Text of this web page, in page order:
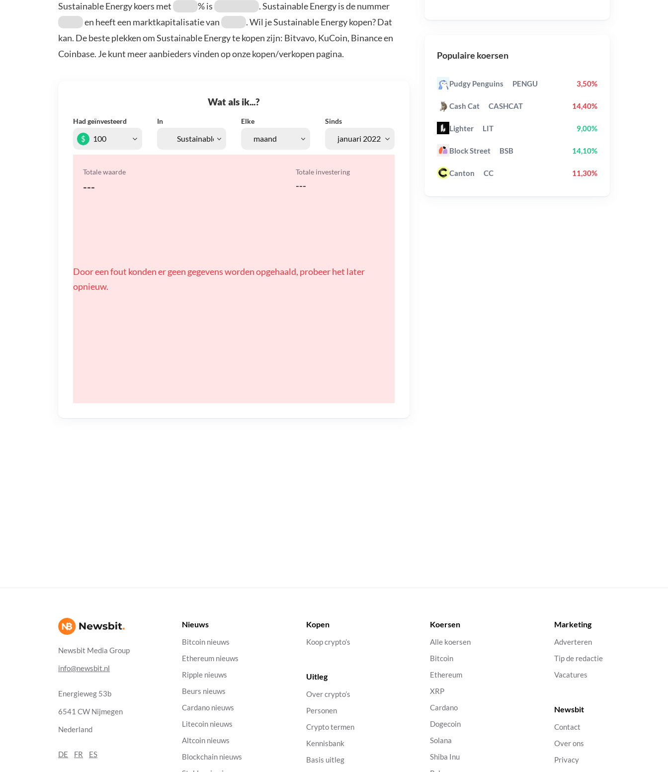
Sustainable Energy koers met
% is
. Sustainable Energy is de nummer
en heeft een marktkapitalisatie van
. Wil je Sustainable Energy kopen? Dat
kan. De beste plekken om Sustainable Energy te kopen zijn: Bitvavo, KuCoin, Binance en
Coinbase. Je kunt meer aanbieders vinden op onze kopen/verkopen pagina.
Wat als ik...?
Had geïnvesteerd In Elke Sinds
$
Totale waarde
---
Totale investering
---
Door een fout konden er geen gegevens worden opgehaald, probeer het later
opnieuw.
Populaire koersen
Pudgy Penguins PENGU 3,50%
Cash Cat CASHCAT 14,40%
Lighter LIT 9,00%
Block Street BSB 14,10%
Canton CC 11,30%
Newsbit Media Group
info@newsbit.nl
Energieweg 53b
6541 CW Nijmegen
Nederland
DE FR ES
Nieuws
Bitcoin nieuws
Ethereum nieuws
Ripple nieuws
Beurs nieuws
Cardano nieuws
Litecoin nieuws
Altcoin nieuws
Blockchain nieuws
Kopen
Koop crypto’s
Uitleg
Over crypto’s
Personen
Crypto termen
Kennisbank
Basis uitleg
Koersen
Alle koersen
Bitcoin
Ethereum
XRP
Cardano
Dogecoin
Solana
Shiba Inu
Marketing
Adverteren
Tip de redactie
Vacatures
Newsbit
Contact
Over ons
Privacy